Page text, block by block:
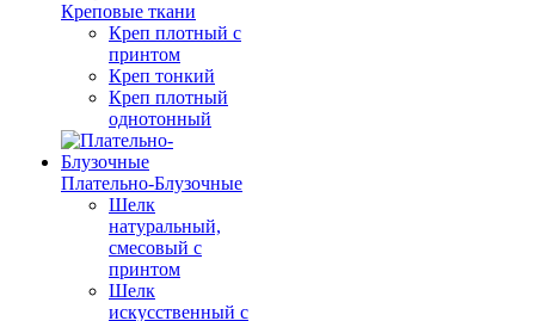
Креповые ткани
Креп плотный с
принтом
Креп тонкий
Креп плотный
однотонный
Плательно-Блузочные
Шелк
натуральный,
смесовый с
принтом
Шелк
искусственный с